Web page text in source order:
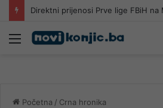
Direktni prijenosi Prve lige FBiH na
Meni
Početna / Crna hronika